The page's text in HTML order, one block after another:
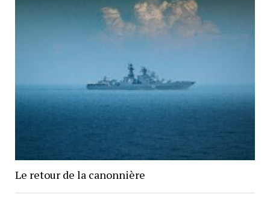
Le retour de la canonnière